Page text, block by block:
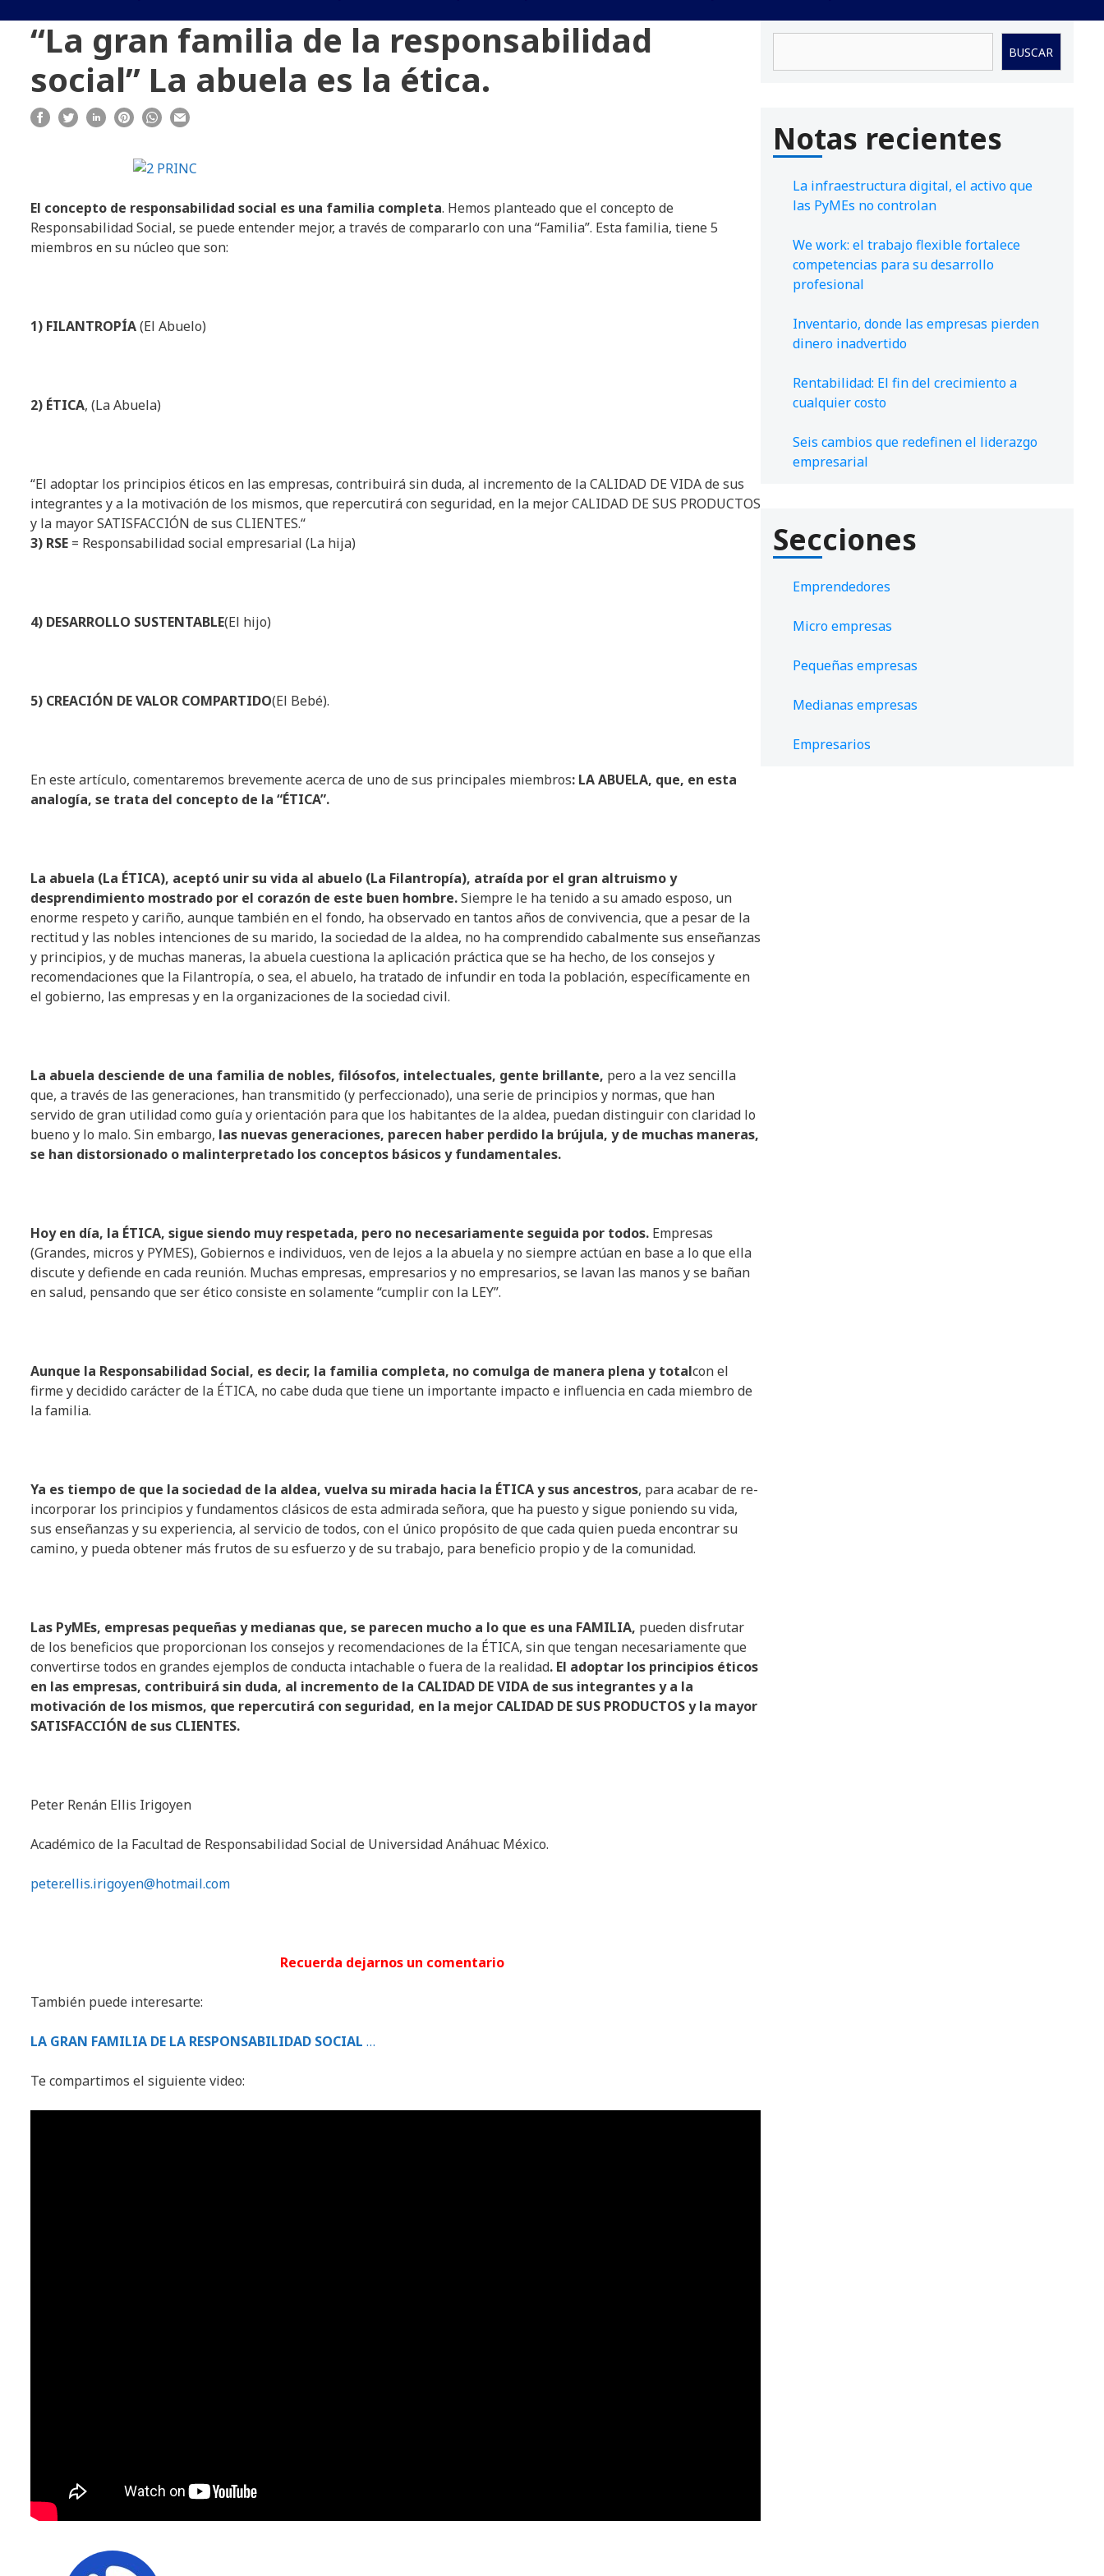
“La gran familia de la responsabilidad
social” La abuela es la ética.
El concepto de responsabilidad social es una familia completa. Hemos planteado que el concepto de
Responsabilidad Social, se puede entender mejor, a través de compararlo con una “Familia”. Esta familia, tiene 5
miembros en su núcleo que son:
1) FILANTROPÍA(El Abuelo)
2) ÉTICA, (La Abuela)
“El adoptar los principios éticos en las empresas, contribuirásinduda, al incremento de la CALIDAD DE VIDA desus
integrantes y a la motivaciónde los mismos, que repercutiráconseguridad, en la mejorCALIDAD DE SUS PRODUCTOS
y la mayor SATISFACCIÓN desus CLIENTES.“
3) RSE = Responsabilidad social empresarial (La hija)
4) DESARROLLO SUSTENTABLE(El hijo)
5) CREACIÓN DE VALOR COMPARTIDO(El Bebé).
En este artículo, comentaremos brevemente acerca de uno de sus principales miembros: LA ABUELA, que, en esta
analogía, se trata del concepto de la “ÉTICA”.
La abuela (La ÉTICA), aceptó unirsu vida al abuelo (La Filantropía), atraída por el gran altruismoy
desprendimiento mostrado por el corazón de este buen hombre.Siempre le ha tenido a su amado esposo, un
enorme respeto y cariño, aunque también en el fondo, ha observado en tantos años de convivencia, que a pesar de la
rectitud y las nobles intenciones de su marido, la sociedad de la aldea, no ha comprendido cabalmente sus enseñanzas
y principios, y de muchas maneras, la abuela cuestiona la aplicación práctica que se ha hecho, de los consejos y
recomendaciones que la Filantropía, o sea, el abuelo, ha tratado de infundir en toda la población, específicamente en
el gobierno, las empresas y en la organizaciones de la sociedad civil.
La abuela desciende de una familia de nobles, filósofos, intelectuales, gente brillante, pero a la vez sencilla
que, a través de las generaciones, han transmitido (y perfeccionado), una serie de principios y normas, que han
servido de gran utilidad como guía y orientación para que los habitantes de la aldea, puedan distinguir con claridad lo
bueno y lo malo. Sin embargo, las nuevas generaciones, parecen haber perdido la brújula, y de muchas maneras,
se han distorsionado o malinterpretado los conceptos básicosyfundamentales.
Hoyen día, la ÉTICA, sigue siendo muy respetada, pero no necesariamente seguida por todos. Empresas
(Grandes, micros y PYMES), Gobiernos e individuos, ven de lejos a la abuela y no siempre actúan en base a lo que ella
discute y defiende en cada reunión. Muchas empresas, empresarios y no empresarios, se lavan las manos y se bañan
en salud, pensando que ser ético consiste en solamente “cumplir con la LEY”.
Aunque la Responsabilidad Social, es decir, la familia completa, no comulga de manera plena ytotalcon el
firme y decidido carácter de la ÉTICA, no cabe duda que tiene un importante impacto e influencia en cada miembro de
la familia.
Ya es tiempo de que la sociedad de la aldea, vuelva su mirada hacia la ÉTICA ysus ancestros, para acabar de re-
incorporar los principios y fundamentos clásicos de esta admirada señora, que ha puesto y sigue poniendo su vida,
sus enseñanzas y su experiencia, al servicio de todos, con el único propósito de que cada quien pueda encontrar su
camino, y pueda obtener más frutos de su esfuerzo y de su trabajo, para beneficio propio y de la comunidad.
Las PyMEs, empresas pequeñasymedianas que, se parecen mucho a lo que es una FAMILIA, pueden disfrutar
de los beneficios que proporcionan los consejos y recomendaciones de la ÉTICA, sin que tengan necesariamente que
convertirse todos en grandes ejemplos de conducta intachable o fuera de la realidad. El adoptar los principios éticos
en las empresas, contribuirá sin duda, al incremento de la CALIDAD DE VIDA de sus integrantesy a la
motivación de los mismos, que repercutirá con seguridad, en la mejor CALIDAD DE SUS PRODUCTOS y la mayor
SATISFACCIÓN de sus CLIENTES.
Peter Renán Ellis Irigoyen
Académico de la Facultad de Responsabilidad Social de Universidad Anáhuac México.
peter.ellis.irigoyen@hotmail.com
Recuerda dejarnos un comentario
También puede interesarte:
LA GRAN FAMILIA DE LA RESPONSABILIDAD SOCIAL …
Te compartimos el siguiente video:
BUSCAR
Notas recientes
La infraestructura digital, el activo que
las PyMEs no controlan
We work: el trabajo flexible fortalece
competencias para su desarrollo
profesional
Inventario, donde las empresas pierden
dinero inadvertido
Rentabilidad: El fin del crecimiento a
cualquier costo
Seis cambios que redefinen el liderazgo
empresarial
Secciones
Emprendedores
Micro empresas
Pequeñas empresas
Medianas empresas
Empresarios